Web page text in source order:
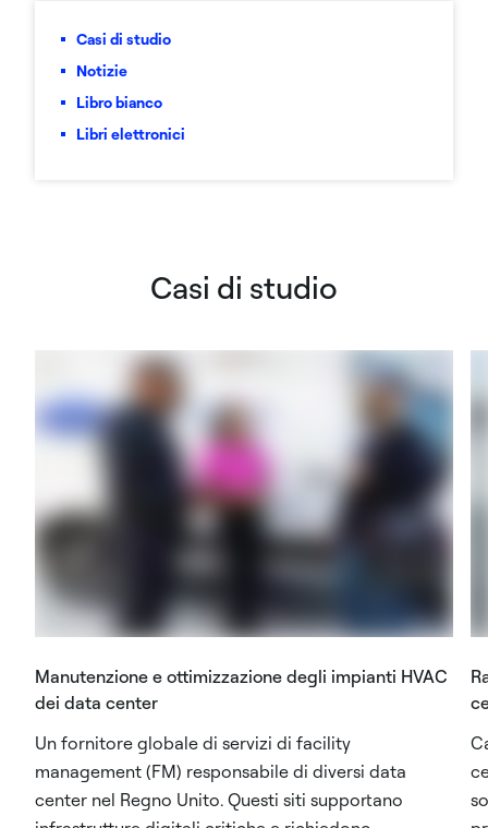
Casi di studio
Notizie
Libro bianco
Libri elettronici
Casi di studio
Manutenzione e ottimizzazione degli impianti HVAC
dei data center
Un fornitore globale di servizi di facility
management (FM) responsabile di diversi data
center nel Regno Unito. Questi siti supportano